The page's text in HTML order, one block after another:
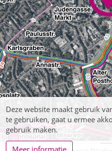
Deze website maakt gebruik
te gebruiken, gaat u ermee
gebruik maken.
Meer informatie